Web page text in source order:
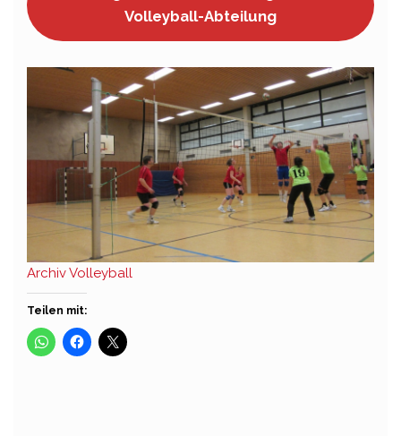
Volleyball-Abteilung
Archiv Volleyball
Teilen mit: